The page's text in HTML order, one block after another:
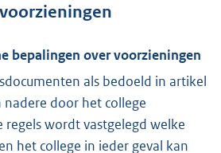
bepalingen over voorzieningen
als bedoeld in artikel
nadere door het college
regels wordt vastgelegd welke
het college in ieder geval kan